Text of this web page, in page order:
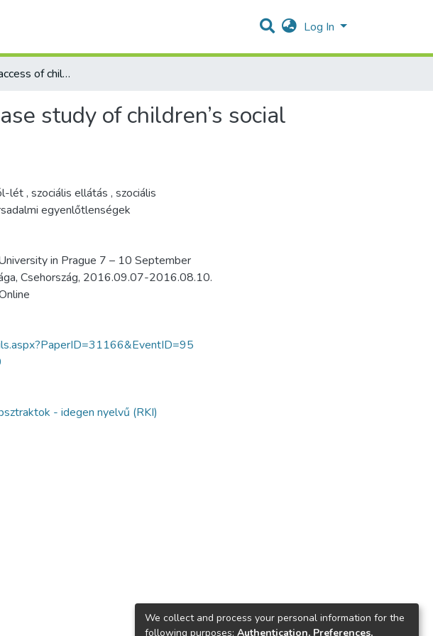
Log In
Inequalities in access of childhood care – a case study of children’s social well-being in Hungary
study of children’s social
lét, szociális ellátás , szociális
egyenlőtlenségek
in Prague 7 – 10 September
Csehország, 2016.09.07-2016.08.10.
- idegen nyelvű (RKI)
We collect and process your personal information for the
following purposes: Authentication, Preferences,